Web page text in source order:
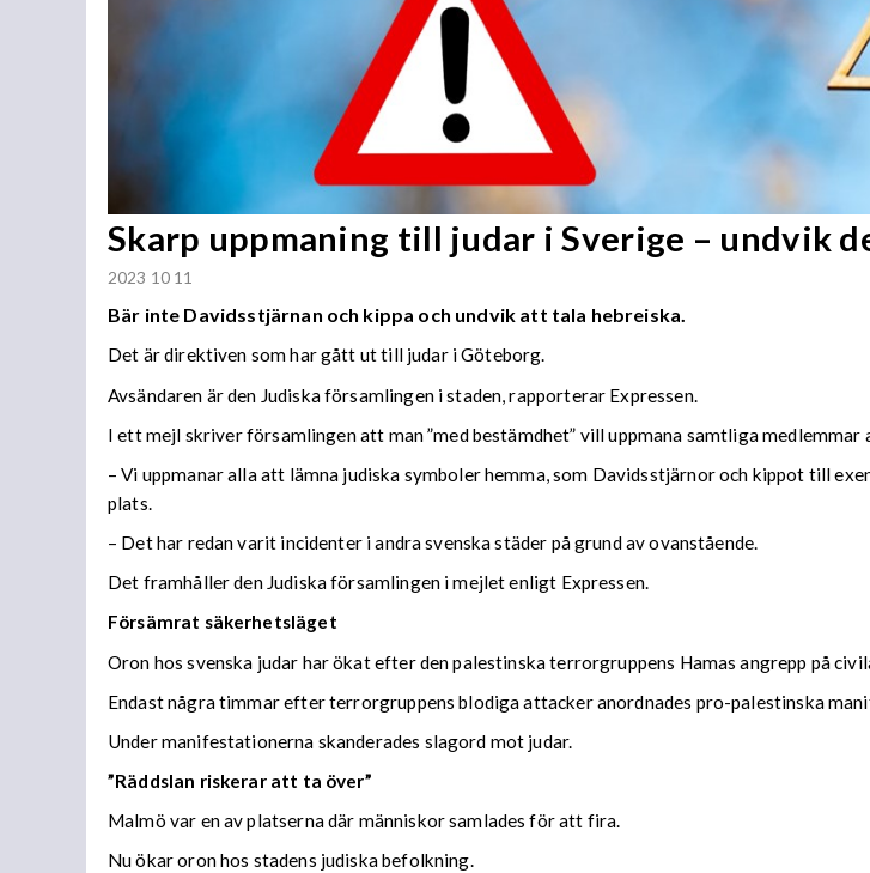
Skarp uppmaning till judar i Sverige – undvik
2023 10 11
Bär inte Davidsstjärnan och kippa och undvik att tala hebreiska.
Det är direktiven som har gått ut till judar i Göteborg.
Avsändaren är den Judiska församlingen i staden, rapporterar Expressen.
I ett mejl skriver församlingen att man ”med bestämdhet” vill uppmana samtliga
– Vi uppmanar alla att lämna judiska symboler hemma, som Davidsstjärnor och kippot till
plats.
– Det har redan varit incidenter i andra svenska städer på grund av ovanstående.
Det framhåller den Judiska församlingen i mejlet enligt Expressen.
Försämrat säkerhetsläget
Oron hos svenska judar har ökat efter den palestinska terrorgruppens Hamas angrepp på
Endast några timmar efter terrorgruppens blodiga attacker anordnades pro-palestinska
Under manifestationerna skanderades slagord mot judar.
”Räddslan riskerar att ta över”
Malmö var en av platserna där människor samlades för att fira.
Nu ökar oron hos stadens judiska befolkning.